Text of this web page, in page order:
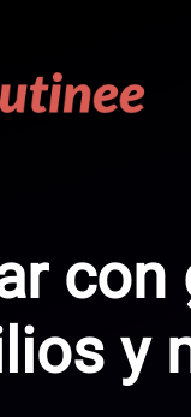
con
y